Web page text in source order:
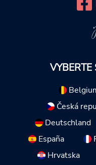
VYBERTE
Česká
Deutschland
España
Hrvatska